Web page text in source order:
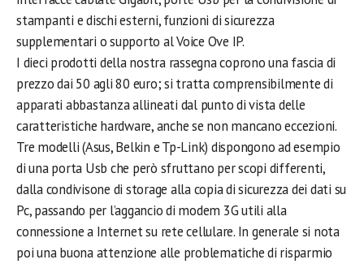
stampanti e dischi esterni, funzioni di sicurezza
supplementari o supporto al Voice Ove IP.
I dieci prodotti della nostra rassegna coprono una fascia di
prezzo dai 50 agli 80 euro; si tratta comprensibilmente di
apparati abbastanza allineati dal punto di vista delle
caratteristiche hardware, anche se non mancano eccezioni.
Tre modelli (Asus, Belkin e Tp-Link) dispongono ad esempio
di una porta Usb che però sfruttano per scopi differenti,
dalla condivisone di storage alla copia di sicurezza dei dati su
Pc, passando per l’aggancio di modem 3G utili alla
connessione a Internet su rete cellulare. In generale si nota
poi una buona attenzione alle problematiche di risparmio